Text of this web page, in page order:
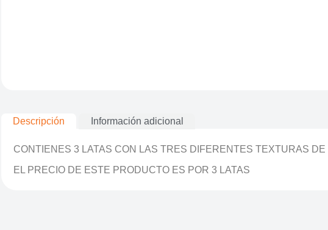
Descripción Información adicional
CONTIENES 3 LATAS CON LAS TRES DIFERENTES TEXTURAS
EL PRECIO DE ESTE PRODUCTO ES POR 3 LATAS